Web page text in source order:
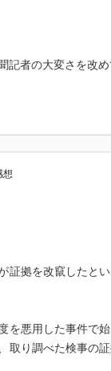
記者の大変さを改め
想
証拠を改竄したと
を悪用した事件で
取り調べた検事の